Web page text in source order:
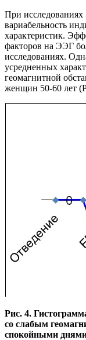
При
вариабельность
характеристик.
факторов на ЭЭГ
исследованиях.
усредненных
геомагнитной
женщин 50-60 лет
Рис. 4.
со слабым
спокойными